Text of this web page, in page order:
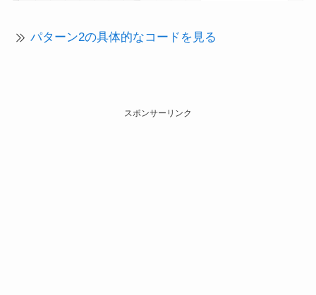
パターン2の具体的なコードを見る
スポンサーリンク